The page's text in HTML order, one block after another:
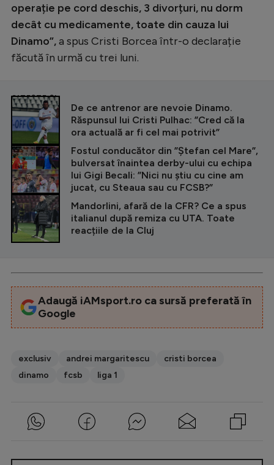
operație pe cord deschis, 3 divorțuri, nu dorm
decât cu medicamente, toate din cauza lui
Dinamo”,a spus Cristi Borcea într-o declarație
făcută în urmă cu trei luni.
CITEȘTE ȘI
De ce antrenor are nevoie Dinamo.
Răspunsul lui Cristi Pulhac: ”Cred că la
ora actuală ar fi cel mai potrivit”
Fostul conducător din ”Ștefan cel Mare”,
bulversat înaintea derby-ului cu echipa
lui Gigi Becali: ”Nici nu știu cu cine am
jucat, cu Steaua sau cu FCSB?”
Mandorlini, afară de la CFR? Ce a spus
italianul după remiza cu UTA. Toate
reacțiile de la Cluj
Adaugă iAMsport.ro ca sursă preferată în
Google
exclusiv andrei margaritescu
cristi borcea
dinamo
fcsb liga 1